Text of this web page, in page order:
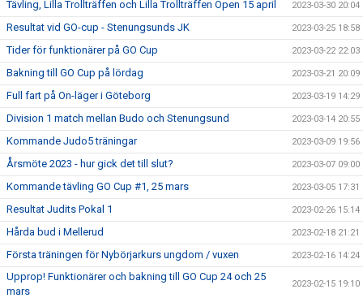
Tävling, Lilla Trollträffen och Lilla Trollträffen Open 15 april 2023-03-30 20:04
Resultat vid GO-cup - Stenungsunds JK 2023-03-25 18:58
Tider för funktionärer på GO Cup 2023-03-22 22:03
Bakning till GO Cup på lördag 2023-03-21 20:09
Full fart på On-läger i Göteborg 2023-03-19 14:29
Division 1 match mellan Budo och Stenungsund 2023-03-14 20:55
Kommande Judo5 träningar 2023-03-09 19:56
Årsmöte 2023 - hur gick det till slut? 2023-03-07 09:00
Kommande tävling GO Cup #1, 25 mars 2023-03-05 17:31
Resultat Judits Pokal 1 2023-02-26 15:14
Hårda bud i Mellerud 2023-02-18 21:21
Första träningen för Nybörjarkurs ungdom / vuxen 2023-02-16 14:24
Upprop! Funktionärer och bakning till GO Cup 24 och 25
mars
2023-02-15 19:10